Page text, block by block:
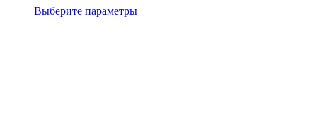
Выберите параметры